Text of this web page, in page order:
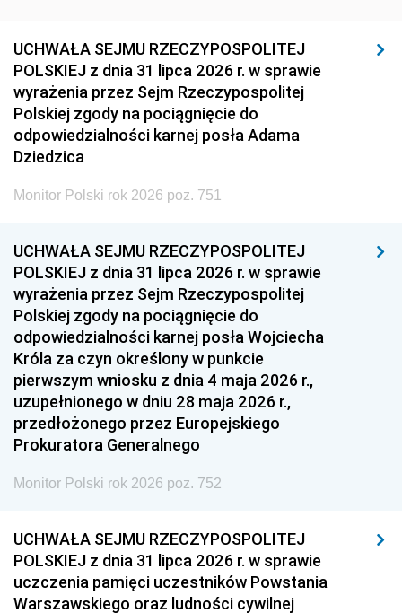
UCHWAŁA SEJMU RZECZYPOSPOLITEJ
POLSKIEJ z dnia 31 lipca 2026 r. w sprawie
wyrażenia przez Sejm Rzeczypospolitej
Polskiej zgody na pociągnięcie do
odpowiedzialności karnej posła Adama
Dziedzica
Monitor Polski rok 2026 poz. 751
UCHWAŁA SEJMU RZECZYPOSPOLITEJ
POLSKIEJ z dnia 31 lipca 2026 r. w sprawie
wyrażenia przez Sejm Rzeczypospolitej
Polskiej zgody na pociągnięcie do
odpowiedzialności karnej posła Wojciecha
Króla za czyn określony w punkcie
pierwszym wniosku z dnia 4 maja 2026 r.,
uzupełnionego w dniu 28 maja 2026 r.,
przedłożonego przez Europejskiego
Prokuratora Generalnego
Monitor Polski rok 2026 poz. 752
UCHWAŁA SEJMU RZECZYPOSPOLITEJ
POLSKIEJ z dnia 31 lipca 2026 r. w sprawie
uczczenia pamięci uczestników Powstania
Warszawskiego oraz ludności cywilnej